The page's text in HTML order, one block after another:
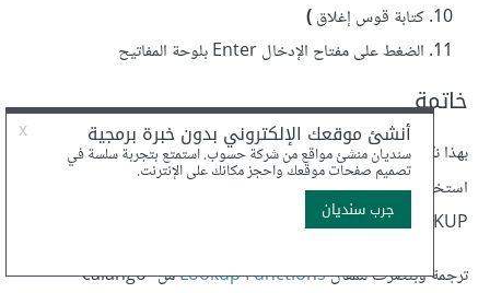
كتابة قوس إغلاق)
الضغط على مفتاح الإدخال Enter بلوحة المفاتيح
خاتمة
بهذا نكون قد تعرفنا على الدوال البحثية بملفات إكسل وكيفية
HLOOKUP
ترجمة وبتصرف للمقالLookup Functions من "calango